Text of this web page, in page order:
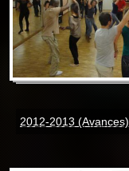
2012-2013 (Avances)